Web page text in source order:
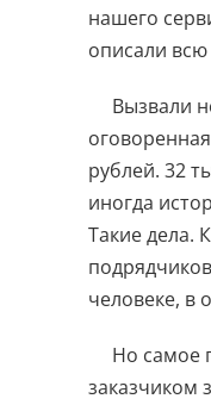
нашего
описали всю
Вызвали
рублей. 32
иногда
Такие дела.
человеке, в
Но самое
заказчиком